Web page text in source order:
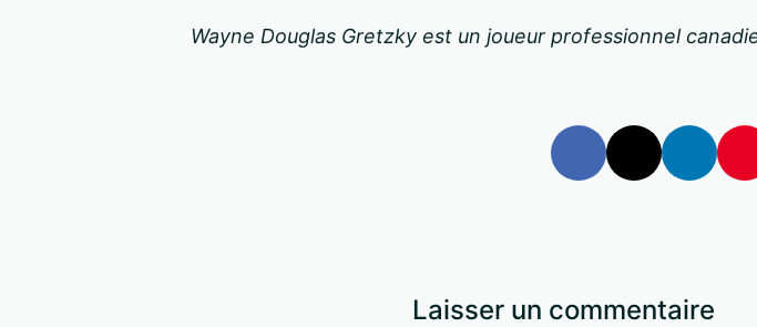
Wayne Douglas Gretzky est un joueur professionnel
Laisser un commentaire